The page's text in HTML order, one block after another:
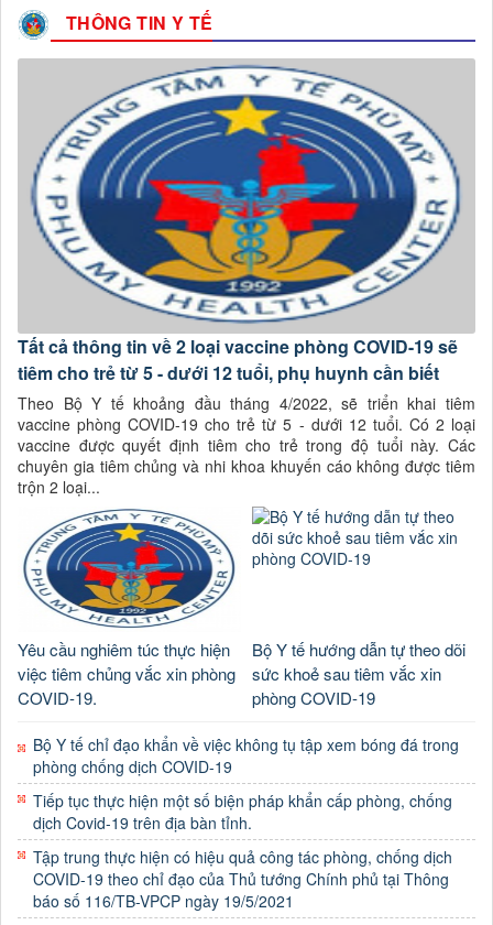
THÔNG TIN Y TẾ
Tất cả thông tin về 2 loại vaccine phòng COVID-19 sẽ
tiêm cho trẻ từ 5 - dưới 12 tuổi, phụ huynh cần biết
Theo Bộ Y tế khoảng đầu tháng 4/2022, sẽ triển khai tiêm
vaccine phòng COVID-19 cho trẻ từ 5 - dưới 12 tuổi. Có 2 loại
vaccine được quyết định tiêm cho trẻ trong độ tuổi này. Các
chuyên gia tiêm chủng và nhi khoa khuyến cáo không được tiêm
trộn 2 loại...
Yêu cầu nghiêm túc thực hiện
việc tiêm chủng vắc xin phòng
COVID-19.
Bộ Y tế hướng dẫn tự theo dõi
sức khoẻ sau tiêm vắc xin
phòng COVID-19
Bộ Y tế chỉ đạo khẩn về việc không tụ tập xem bóng đá trong
phòng chống dịch COVID-19
Tiếp tục thực hiện một số biện pháp khẩn cấp phòng, chống
dịch Covid-19 trên địa bàn tỉnh.
Tập trung thực hiện có hiệu quả công tác phòng, chống dịch
COVID-19 theo chỉ đạo của Thủ tướng Chính phủ tại Thông
báo số 116/TB-VPCP ngày 19/5/2021